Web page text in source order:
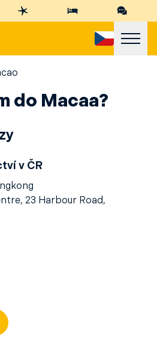
do Macaa?
v ČR
23 Harbour Road,